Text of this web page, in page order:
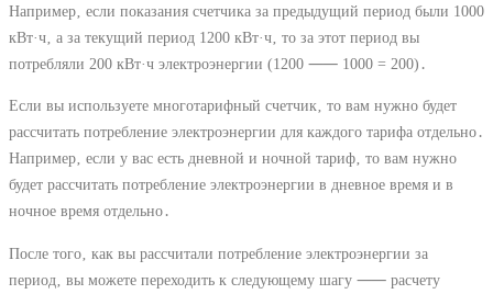
Например‚ если показания счетчика за предыдущий период были 1000
кВт·ч‚ а за текущий период 1200 кВт·ч‚ то за этот период вы
потребляли 200 кВт·ч электроэнергии (1200 ⸺ 1000 = 200)․
Если вы используете многотарифный счетчик‚ то вам нужно будет
рассчитать потребление электроэнергии для каждого тарифа отдельно․
Например‚ если у вас есть дневной и ночной тариф‚ то вам нужно
будет рассчитать потребление электроэнергии в дневное время и в
ночное время отдельно․
После того‚ как вы рассчитали потребление электроэнергии за
период‚ вы можете переходить к следующему шагу ⸺ расчету